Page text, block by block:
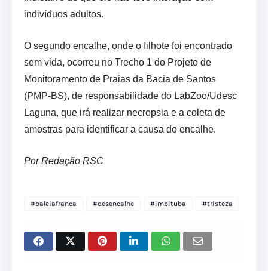
indivíduos adultos.
O segundo encalhe, onde o filhote foi encontrado
sem vida, ocorreu no Trecho 1 do Projeto de
Monitoramento de Praias da Bacia de Santos
(PMP-BS), de responsabilidade do LabZoo/Udesc
Laguna, que irá realizar necropsia e a coleta de
amostras para identificar a causa do encalhe.
Por Redação RSC
#baleiafranca #desencalhe #imbituba #tristeza